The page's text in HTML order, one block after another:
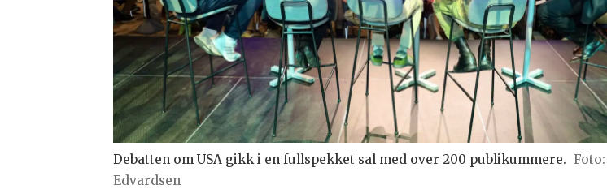
Debatten om USA gikk i en fullspekket sal med over 200 publikummere.
Edvardsen